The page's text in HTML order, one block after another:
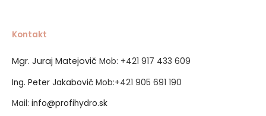
Kontakt
Mgr. Juraj Matejovič Mob: +421 917 433 609
Ing. Peter Jakabovič Mob:+421 905 691 190
Mail: info@profihydro.sk